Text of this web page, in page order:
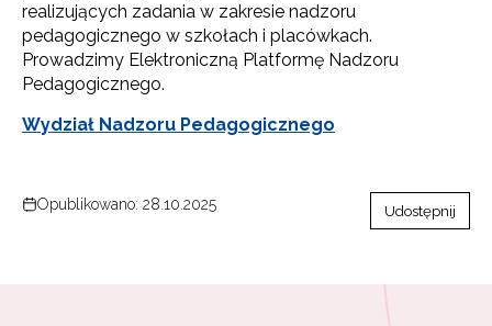
realizujących zadania w zakresie nadzoru
pedagogicznego w szkołach i placówkach.
Prowadzimy Elektroniczną Platformę Nadzoru
Pedagogicznego.
Wydział Nadzoru Pedagogicznego
Opublikowano: 28.10.2025 Udostępnij